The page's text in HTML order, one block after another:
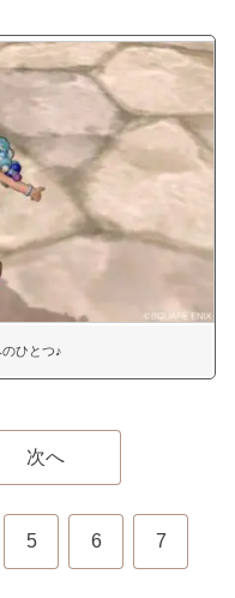
ひとつ♪
次へ
5 6 7